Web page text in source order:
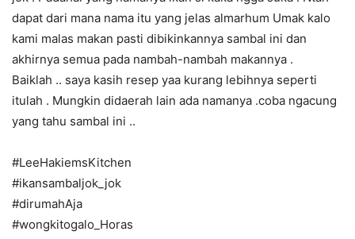
dapat dari mana nama itu yang jelas almarhum Umak kalo
kami malas makan pasti dibikinkannya sambal ini dan
akhirnya semua pada nambah-nambah makannya .
Baiklah .. saya kasih resep yaa kurang lebihnya seperti
itulah . Mungkin didaerah lain ada namanya .coba ngacung
yang tahu sambal ini ..
#LeeHakiemsKitchen
#ikansambaljok_jok
#dirumahAja
#wongkitogalo_Horas